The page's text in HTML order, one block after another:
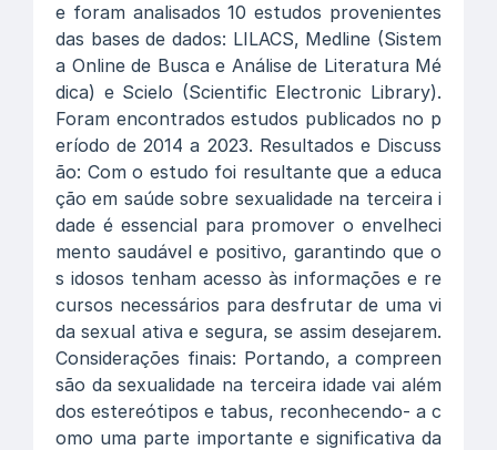
e foram analisados 10 estudos provenientes
das bases de dados: LILACS, Medline (Sistem
a Online de Busca e Análise de Literatura Mé
dica) e Scielo (Scientific Electronic Library).
Foram encontrados estudos publicados no p
eríodo de 2014 a 2023. Resultados e Discuss
ão: Com o estudo foi resultante que a educa
ção em saúde sobre sexualidade na terceira i
dade é essencial para promover o envelheci
mento saudável e positivo, garantindo que o
s idosos tenham acesso às informações e re
cursos necessários para desfrutar de uma vi
da sexual ativa e segura, se assim desejarem.
Considerações finais: Portando, a compreen
são da sexualidade na terceira idade vai além
dos estereótipos e tabus, reconhecendo- a c
omo uma parte importante e significativa da